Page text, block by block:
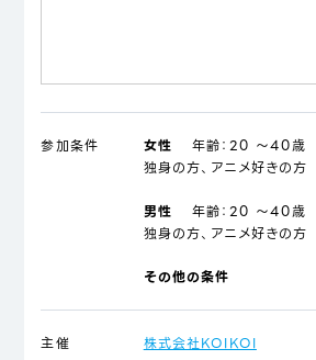
参加条件 女性 年齢： 20 ～40歳
独身の方、アニメ好きの方
男性 年齢： 20 ～40歳
独身の方、アニメ好きの方
その他の条件
主催 株式会社KOIKOI